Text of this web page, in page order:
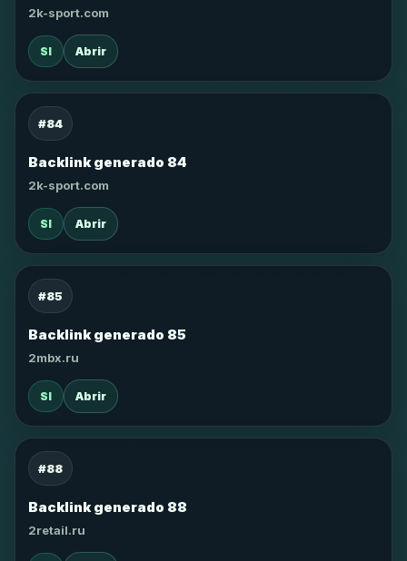
2k-sport.com
SI Abrir
#84
Backlink generado 84
2k-sport.com
SI Abrir
#85
Backlink generado 85
2mbx.ru
SI Abrir
#88
Backlink generado 88
2retail.ru